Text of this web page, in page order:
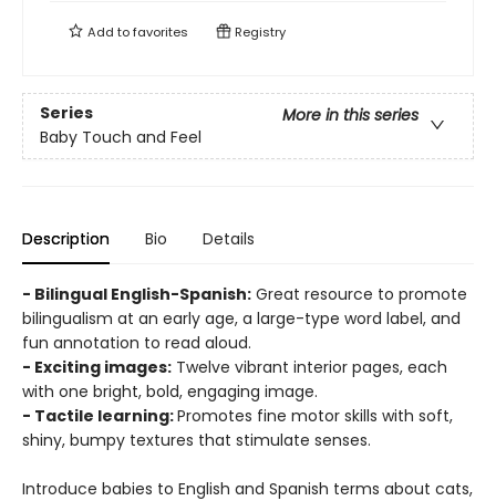
Add tofavorites Registry
Series
More in this series
Baby Touch and Feel
Description Bio Details
- Bilingual English-Spanish: Great resource to promote
bilingualism at an early age, a large-type word label, and
fun annotation to read aloud.
- Exciting images: Twelve vibrant interior pages, each
with one bright, bold, engaging image.
- Tactile learning:Promotes fine motor skills with soft,
shiny, bumpy textures that stimulate senses.
Introduce babies to English and Spanish terms about cats,